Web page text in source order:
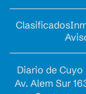
Clasificados
Diario de
Av. Alem Sur